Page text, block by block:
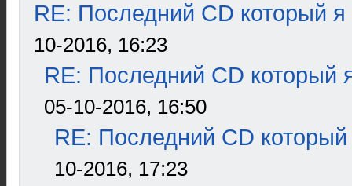
RE: Последний CD который я
10-2016, 16:23
RE: Последний CD который
05-10-2016, 16:50
RE: Последний CD который
10-2016, 17:23